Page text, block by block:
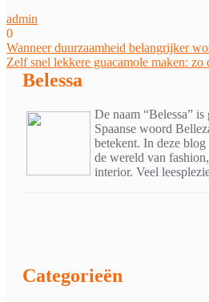
admin
0
Bericht
navigatie
Wanneer duurzaamheid belangrijker
Zelf snel lekkere guacamole maken: zo
Belessa
De naam “Belessa” is
Spaanse woord
betekent. In deze
de wereld van
interior. Veel
Categorieën